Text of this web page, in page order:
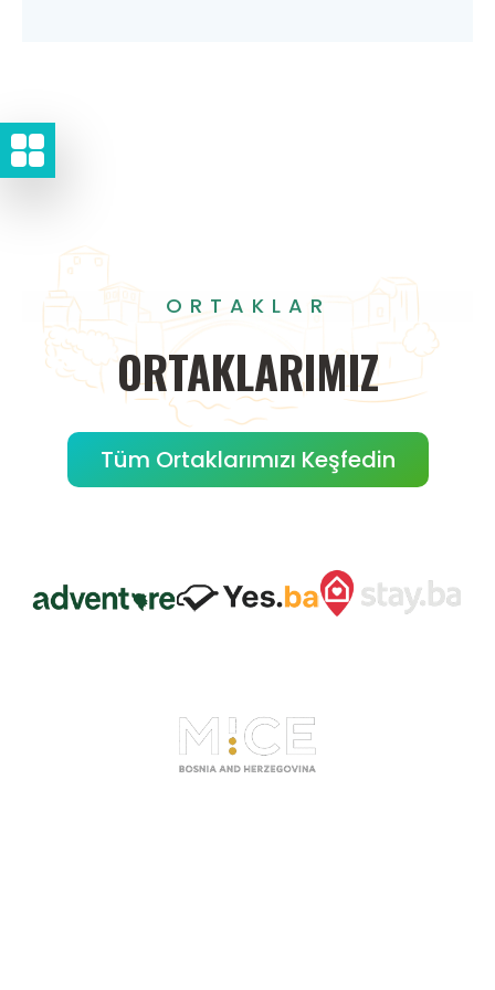
ORTAKLAR
ORTAKLARIMIZ
Tüm Ortaklarımızı Keşfedin